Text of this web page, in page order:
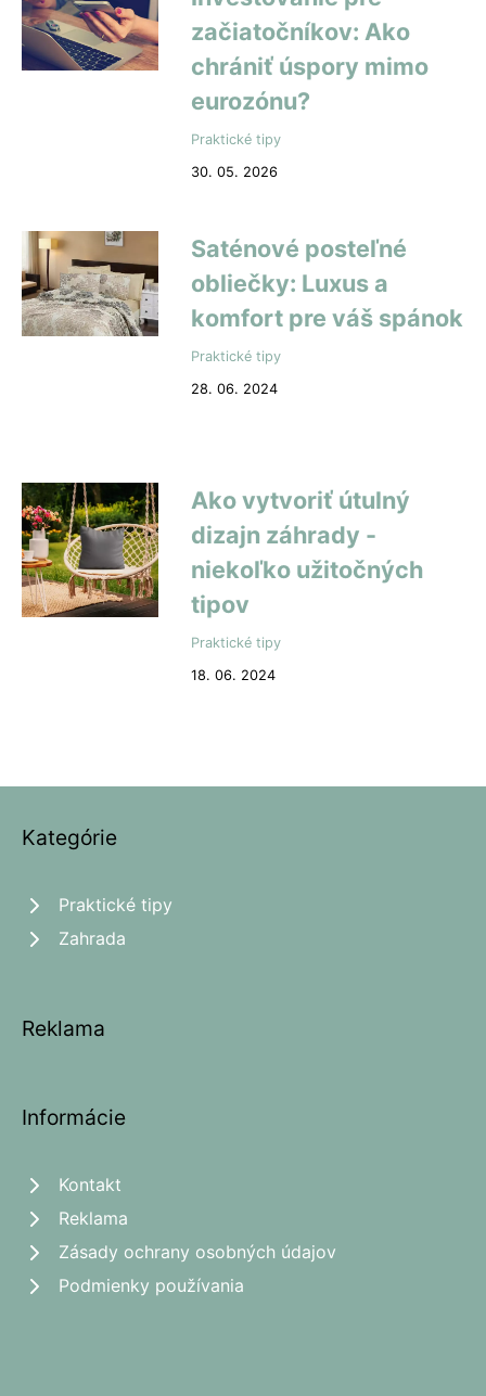
začiatočníkov: Ako
chrániť úspory mimo
eurozónu?
Praktické tipy
30. 05. 2026
Saténové posteľné
obliečky: Luxus a
komfort pre váš spánok
Praktické tipy
28. 06. 2024
Ako vytvoriť útulný
dizajn záhrady -
niekoľko užitočných
tipov
Praktické tipy
18. 06. 2024
Kategórie
Praktické tipy
Zahrada
Reklama
Informácie
Kontakt
Reklama
Zásady ochrany osobných údajov
Podmienky používania